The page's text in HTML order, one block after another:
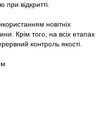
відкритті.
новітніх
Крім того, на всіх етапах
контроль якості.